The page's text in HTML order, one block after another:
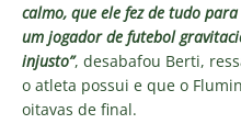
calmo, que ele fez de tudo
um jogador de futebol
injusto”, desabafou Berti,
o atleta possui e que o
oitavas de final.